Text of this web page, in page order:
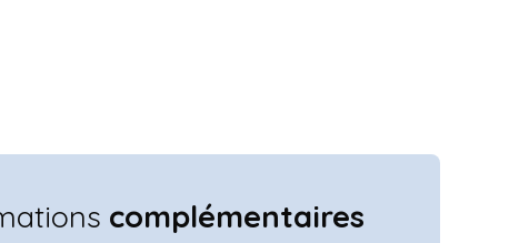
complémentaires